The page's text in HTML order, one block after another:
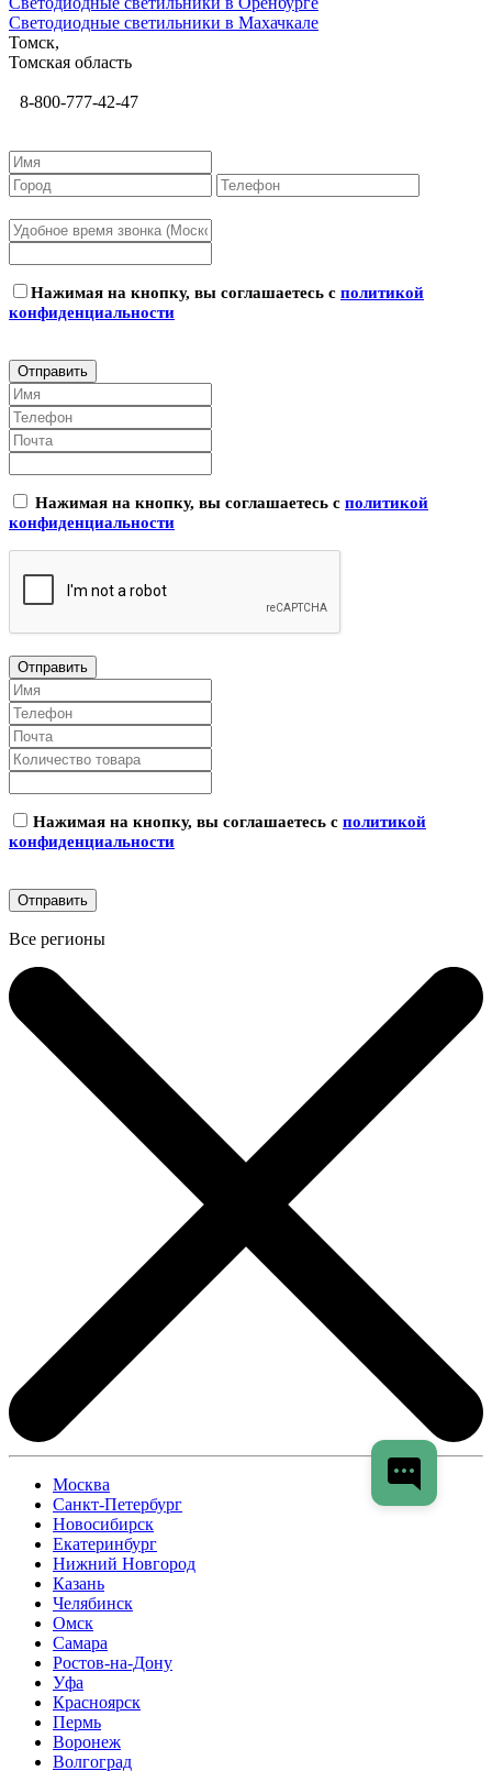
Светодиодные светильники в Махачкале
Томск,
Томская область
8-800-777-42-47
Нажимая на кнопку, вы соглашаетесь с политикой
конфиденциальности
Нажимая на кнопку, вы соглашаетесь с политикой
конфиденциальности
Нажимая на кнопку, вы соглашаетесь с политикой
конфиденциальности
Все регионы
Москва
Санкт-Петербург
Новосибирск
Екатеринбург
Нижний Новгород
Казань
Челябинск
Омск
Самара
Ростов-на-Дону
Уфа
Красноярск
Пермь
Воронеж
Волгоград